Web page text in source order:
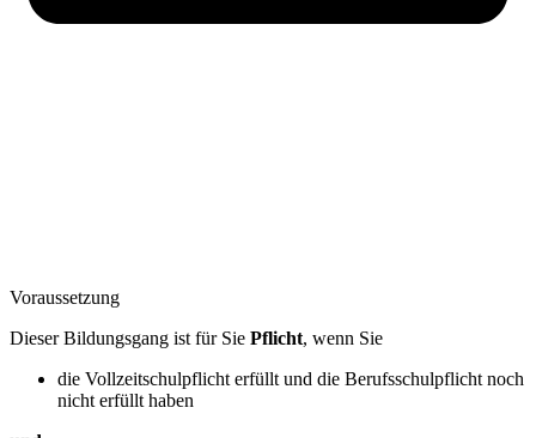
Voraussetzung
Dieser Bildungsgang ist für Sie Pflicht, wenn Sie
die Vollzeitschulpflicht erfüllt und die Berufsschulpflicht noch
nicht erfüllt haben